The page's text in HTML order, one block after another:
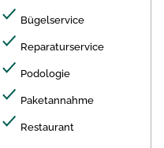
Bügelservice
Reparaturservice
Podologie
Paketannahme
Restaurant